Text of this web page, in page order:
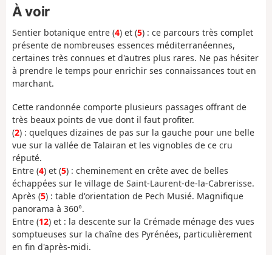
À voir
Sentier botanique entre (4) et (5) : ce parcours très complet
présente de nombreuses essences méditerranéennes,
certaines très connues et d'autres plus rares. Ne pas hésiter
à prendre le temps pour enrichir ses connaissances tout en
marchant.
Cette randonnée comporte plusieurs passages offrant de
très beaux points de vue dont il faut profiter.
(2) : quelques dizaines de pas sur la gauche pour une belle
vue sur la vallée de Talairan et les vignobles de ce cru
réputé.
Entre (4) et (5) : cheminement en crête avec de belles
échappées sur le village de Saint-Laurent-de-la-Cabrerisse.
Après (5) : table d'orientation de Pech Musié. Magnifique
panorama à 360°.
Entre (12) et : la descente sur la Crémade ménage des vues
somptueuses sur la chaîne des Pyrénées, particulièrement
en fin d'après-midi.